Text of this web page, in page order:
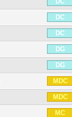
DC
DC
DG
DG
MDC
MDC
MC